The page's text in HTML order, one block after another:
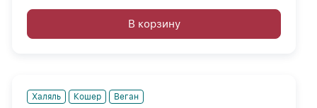
В корзину
Халяль Кошер Веган